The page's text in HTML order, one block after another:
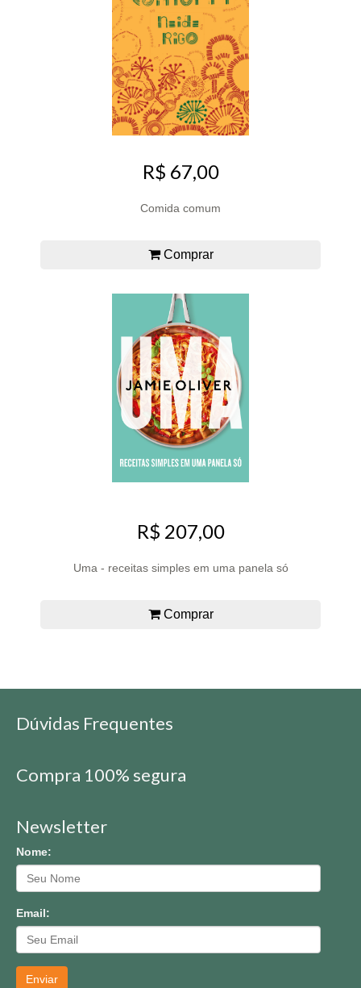
R$ 67,00
Comida comum
Comprar
R$ 207,00
Uma - receitas simples em uma panela só
Comprar
Dúvidas Frequentes
Compra 100% segura
Newsletter
Nome:
Email:
Enviar